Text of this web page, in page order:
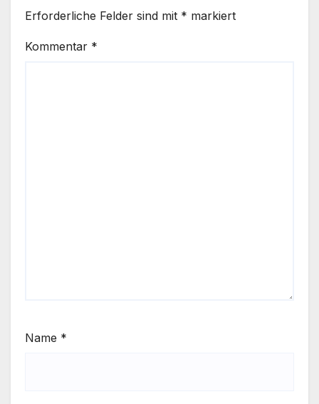
Erforderliche Felder sind mit * markiert
Kommentar *
Name *